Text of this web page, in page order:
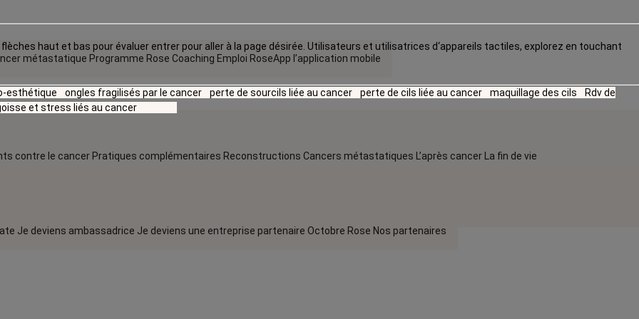
métastatique Programme Rose Coaching Emploi RoseApp l’application mobile
contre le cancer Pratiques complémentaires Reconstructions Cancers métastatiques L’après cancer La fin de vie
Je deviens ambassadrice Je deviens une entreprise partenaire Octobre Rose Nos partenaires
haut et bas pour évaluer entrer pour aller à la page désirée. Utilisateurs et utilisatrices d‘appareils tactiles, explorez en touchant
esthétique ongles fragilisés par le cancer perte de sourcils liée au cancer perte de cils liée au cancer maquillage des cils
Rdv de
et stress liés au cancer